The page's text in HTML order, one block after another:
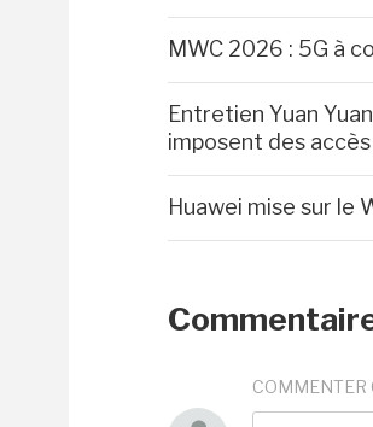
MWC 2026 : 5G à
Entretien Yuan
imposent des
Huawei mise sur le
COMMENTER